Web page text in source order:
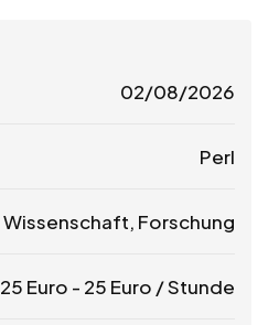
02/08/2026
Perl
Wissenschaft, Forschung
25 Euro - 25 Euro / Stunde